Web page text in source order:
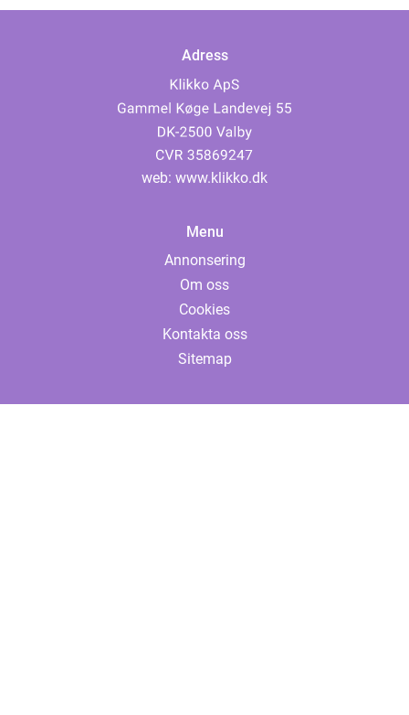
Adress
web: www.klikko.dk
Menu
Annonsering
Om oss
Cookies
Kontakta oss
Sitemap